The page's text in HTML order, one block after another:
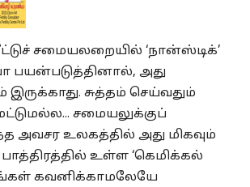
சமையலறையில் ‘நான்ஸ்டிக்’
பயன்படுத்தினால், அது
சுத்தம் செய்வதும்
சமையலுக்குப்
அவசர உலகத்தில் அது மிகவும்
உள்ள ‘கெமிக்கல்
கவனிக்காமலேயே